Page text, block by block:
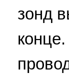
зонд